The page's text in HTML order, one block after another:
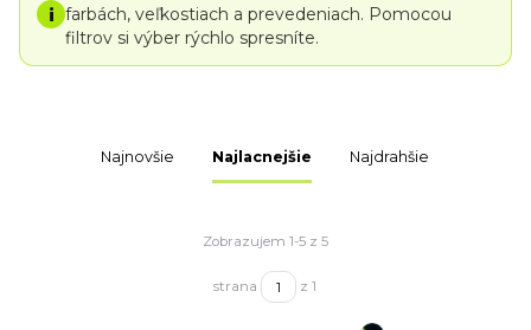
i farbách, veľkostiach a prevedeniach. Pomocou
filtrov si výber rýchlo spresníte.
Najnovšie Najlacnejšie Najdrahšie
Zobrazujem 1-5 z 5
strana z 1